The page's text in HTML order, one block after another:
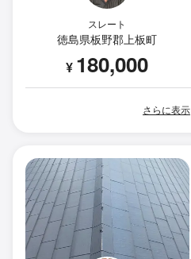
スレート
徳島県板野郡上板町
¥ 180,000
さらに表示